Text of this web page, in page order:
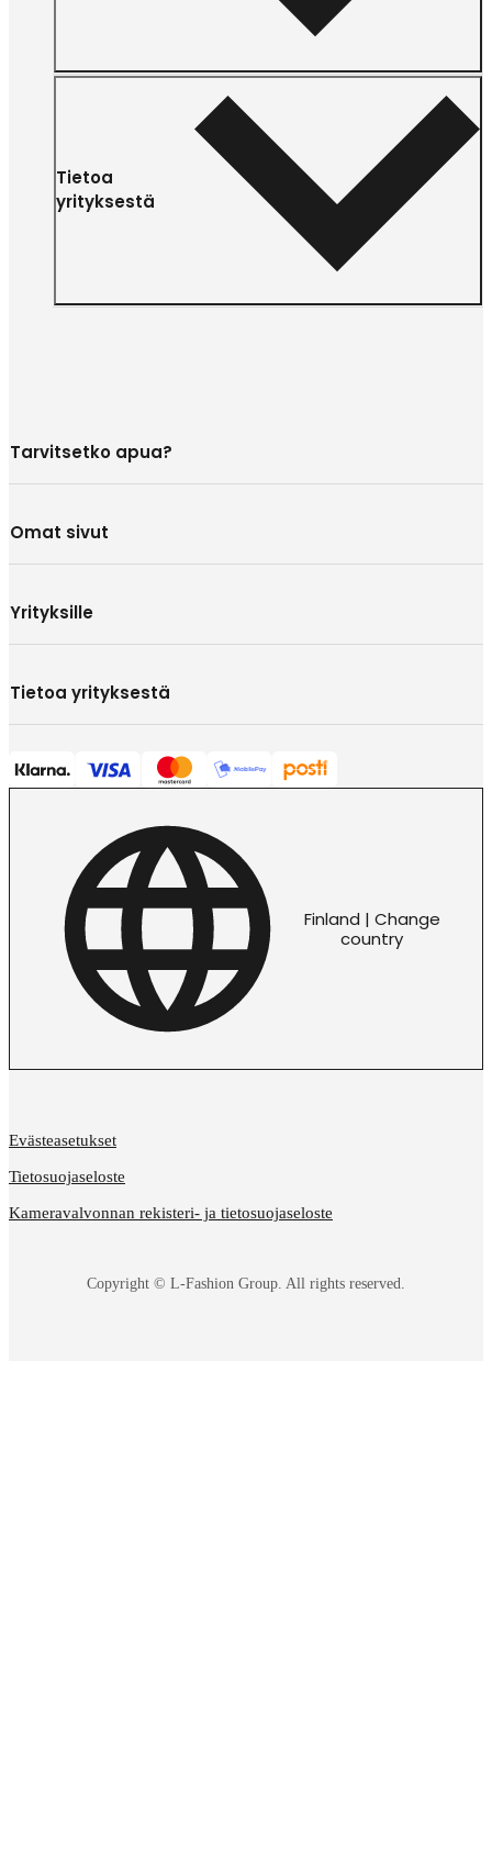
Tietoa
yrityksestä
Tarvitsetko apua?
Omat sivut
Yrityksille
Tietoa yrityksestä
Finland | Change
country
Copyright © L-Fashion Group. All rights reserved.
Evästeasetukset
Tietosuojaseloste
Kameravalvonnan rekisteri- ja tietosuojaseloste